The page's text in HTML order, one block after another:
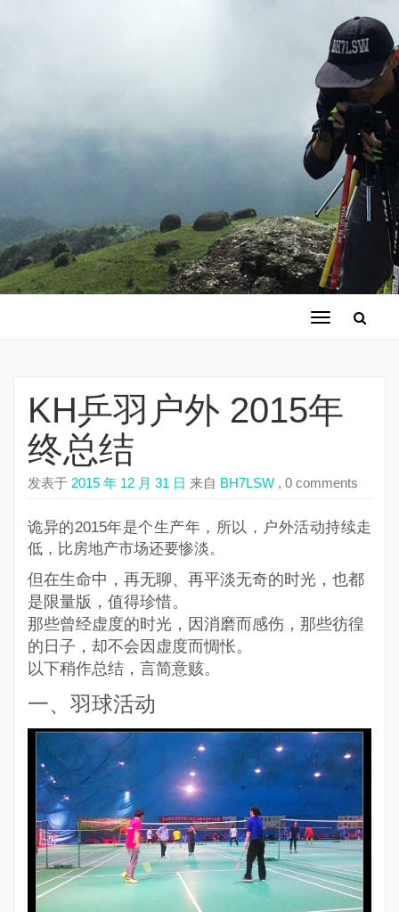
切
KH乒羽户外 2015年
终总结
发表于 2015 年 12 月 31 日 来自 BH7LSW , 0 comments
诡异的2015年是个生产年，所以，户外活动持续走
低，比房地产市场还要惨淡。
但在生命中，再无聊、再平淡无奇的时光，也都
是限量版，值得珍惜。
那些曾经虚度的时光，因消磨而感伤，那些彷徨
的日子，却不会因虚度而惆怅。
以下稍作总结，言简意赅。
一、羽球活动